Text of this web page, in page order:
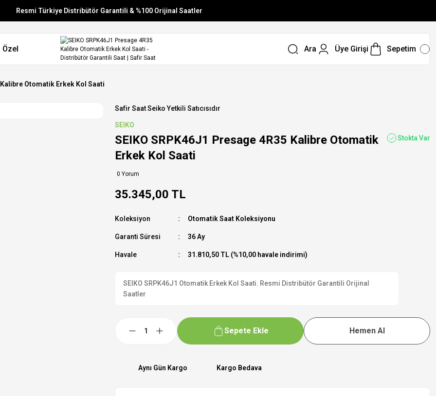
Resmi Türkiye Distribütör Garantili & %100 Orijinal Saatler
Vade Farksız 6 Taksit
Aynı Gün Stoktan Gönderim
Özel Ara Üye Girişi Sepetim
Otomatik Erkek Kol Saati
Safir Saat Seiko Yetkili Satıcısıdır
SEIKO
SEIKO SRPK46J1 Presage 4R35 Kalibre Otomatik
Erkek Kol Saati
0 Yorum
Stokta Var
35.345,00 TL
Koleksiyon Otomatik Saat Koleksiyonu
Garanti Süresi 36 Ay
Havale 31.810,50 TL (%10,00 havale indirimi)
SEIKO SRPK46J1 Otomatik Erkek Kol Saati. Resmi Distribütör Garantili Orijinal
Saatler
Sepete Ekle Hemen Al
Aynı Gün Kargo Kargo Bedava